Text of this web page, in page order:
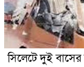
সিলেটে দুই